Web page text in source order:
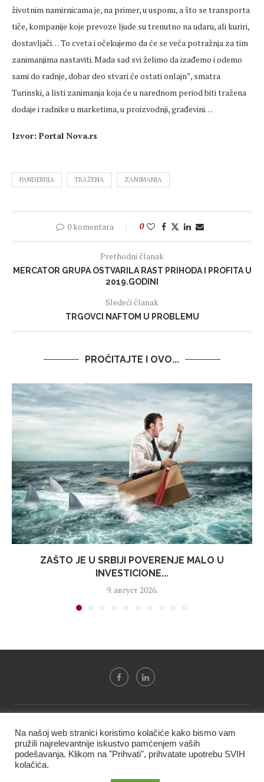
životnim namirnicama je, na primer, u usponu, a što se transporta
tiče, kompanije koje prevoze ljude su trenutno na udaru, ali kuriri,
dostavljači… To cveta i očekujemo da će se veća potražnja za tim
zanimanjima nastaviti. Mada sad svi želimo da izađemo i odemo
sami do radnje, dobar deo stvari će ostati onlajn”, smatra
Turinski, a listi zanimanja koja će u narednom period biti tražena
dodaje i radnike u marketima, u proizvodnji, građevini…
Izvor: Portal Nova.rs
PANDEMIJA TRAŽENA ZANIMANJA
0 komentara 0
Prethodni članak
MERCATOR GRUPA OSTVARILA RAST PRIHODA I PROFITA U
2019.GODINI
Sledeći članak
TRGOVCI NAFTOM U PROBLEMU
PROČITAJTE I OVO...
ZAŠTO JE U SRBIJI POVERENJE MALO U
INVESTICIONE...
9. август 2026.
BIF PRESS doo" i ne smeju se presnositi niti koristiti, delimično
ni u celosti, bez izričite dozvole kompanije.
Na našoj web stranici koristimo kolačiće kako bismo vam
pružili najrelevantnije iskustvo pamćenjem vaših
podešavanja. Klikom na "Prihvati", prihvatate upotrebu SVIH
kolačića.